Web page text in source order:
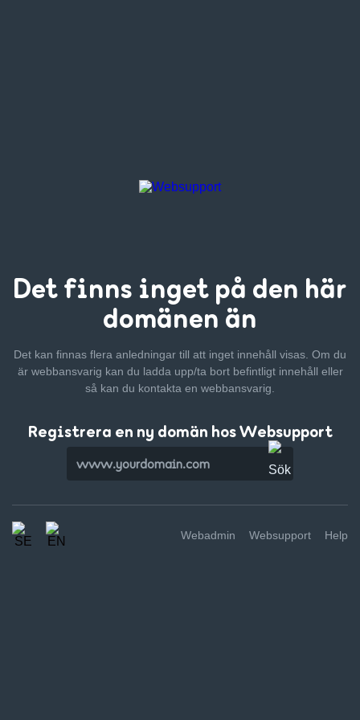
Det finns inget på den här
domänen än
Det kan finnas flera anledningar till att inget innehåll visas. Om du
är webbansvarig kan du ladda upp/ta bort befintligt innehåll eller
så kan du kontakta en webbansvarig.
Registrera en ny domän hos Websupport
Webadmin Websupport Help